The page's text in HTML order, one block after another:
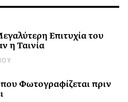
Επιτυχία του
η Ταινία
Φωτογραφίζεται πριν